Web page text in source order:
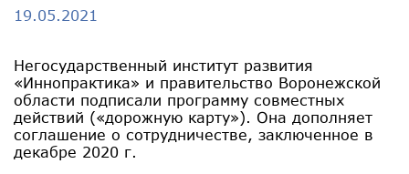
19.05.2021
Негосударственный институт развития
«Иннопрактика» и правительство Воронежской
области подписали программу совместных
действий («дорожную карту»). Она дополняет
соглашение о сотрудничестве, заключенное в
декабре 2020 г.